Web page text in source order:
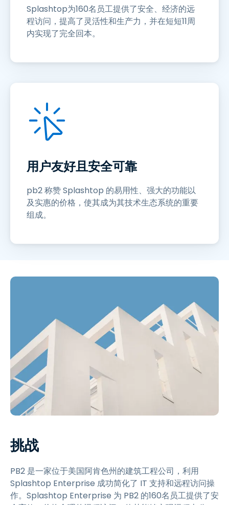
Splashtop为160名员工提供了安全、经济的远
程访问，提高了灵活性和生产力，并在短短11周
内实现了完全回本。
用户友好且安全可靠
pb2 称赞 Splashtop 的易用性、强大的功能以
及实惠的价格，使其成为其技术生态系统的重要
组成。
挑战
PB2 是一家位于美国阿肯色州的建筑工程公司，利用
Splashtop Enterprise 成功简化了 IT 支持和远程访问操
作。Splashtop Enterprise 为 PB2 的160名员工提供了安